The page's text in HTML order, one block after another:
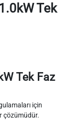
Tek
Tek Faz
için
çözümüdür.